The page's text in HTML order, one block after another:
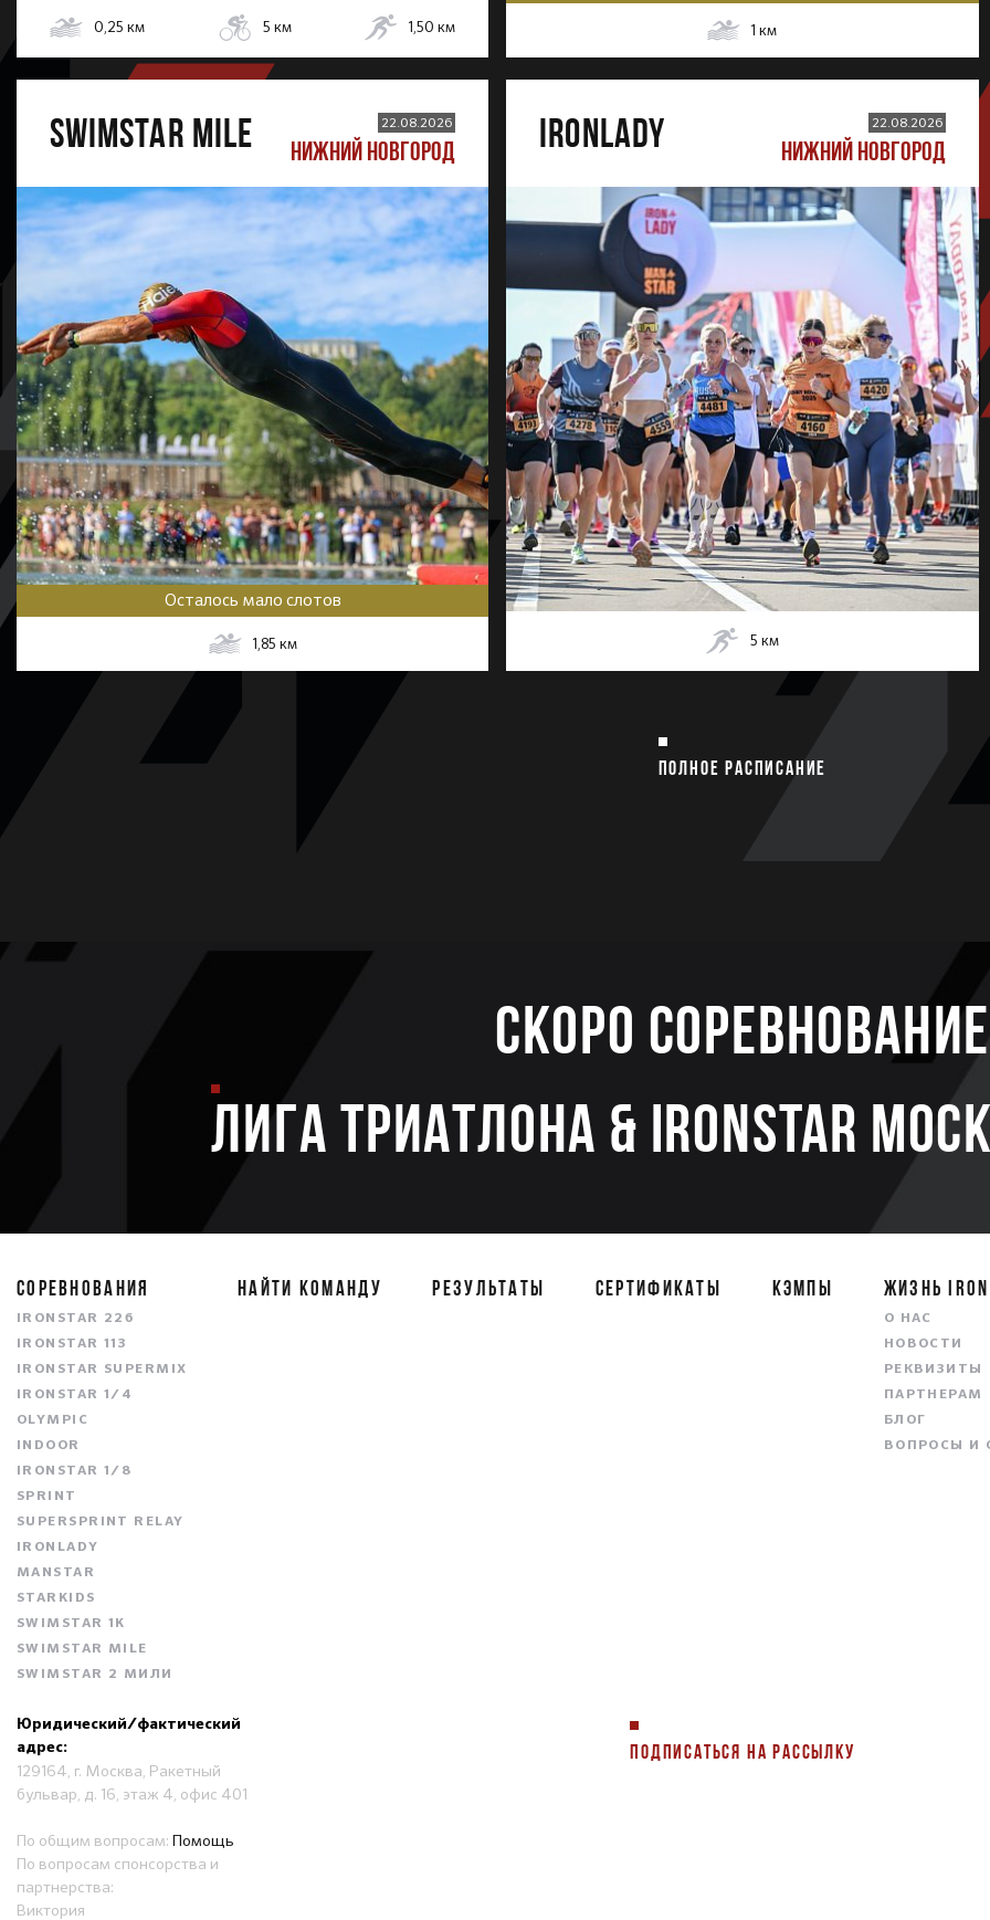
0,25 км 5 км 1,50км 1км
SWIMSTAR MILE 22.08.2026
НИЖНИЙ НОВГОРОД
Осталось мало слотов
1,85 км
IRONLADY 22.08.2026
НИЖНИЙ НОВГОРОД
5 км
ПОЛНОЕ РАСПИСАНИЕ
Скоро соревнование
ЛИГА ТРИАТЛОНА & IRONSTAR
СОРЕВНОВАНИЯ
IRONSTAR 226
IRONSTAR 113
IRONSTAR SUPERMIX
IRONSTAR 1/4
OLYMPIC
INDOOR
IRONSTAR 1/8
SPRINT
SUPERSPRINT RELAY
IRONLADY
MANSTAR
STARKIDS
SWIMSTAR 1K
SWIMSTAR MILE
SWIMSTAR 2 МИЛИ
НАЙТИ КОМАНДУ РЕЗУЛЬТАТЫ СЕРТИФИКАТЫ КЭМПЫ ЖИЗНЬ
О НАС
НОВОСТИ
РЕКВИЗИТЫ
ПАРТНЕРАМ
БЛОГ
ВОПРОСЫ И
ПОДПИСАТЬСЯ НА РАССЫЛКУ
Юридический/фактический
адрес:
129164, г. Москва, Ракетный
бульвар, д. 16, этаж 4, офис 401
По общим вопросам: Помощь
По вопросам спонсорства и
партнерства:
Виктория